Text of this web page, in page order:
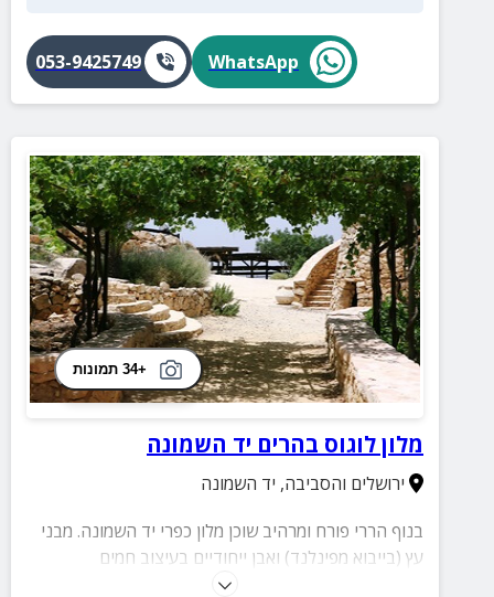
WhatsApp
053-9425749
+34 תמונות
מלון לוגוס בהרים יד השמונה
ירושלים והסביבה, יד השמונה
בנוף הררי פורח ומרהיב שוכן מלון כפרי יד השמונה. מבני
עץ (בייבוא מפינלנד) ואבן ייחודיים בעיצוב חמים
המתאימים גם לחופשה משפחתית וזוגית, במרחק נסיעה